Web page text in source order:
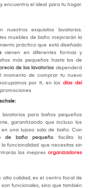
encuentra el ideal para tu hogar.
exquisitos lavatorios.
muebles de baño mejorarán la
práctico que está diseñado
vienen en diferentes formas y
más pequeños hasta los de
de los lavatorios dependerá
momento de comprar tu nuevo
por ti, en los días del
para baños pequeños
garantizando que incluso los
una lujosa sala de baño. Con
de baño pequeño facilita la
funcionalidad que necesitas sin
los mejores organizadores
alta calidad, es el centro focal de
funcionales, sino que también